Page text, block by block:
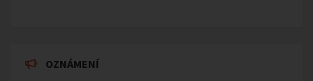
OZNÁMENÍ